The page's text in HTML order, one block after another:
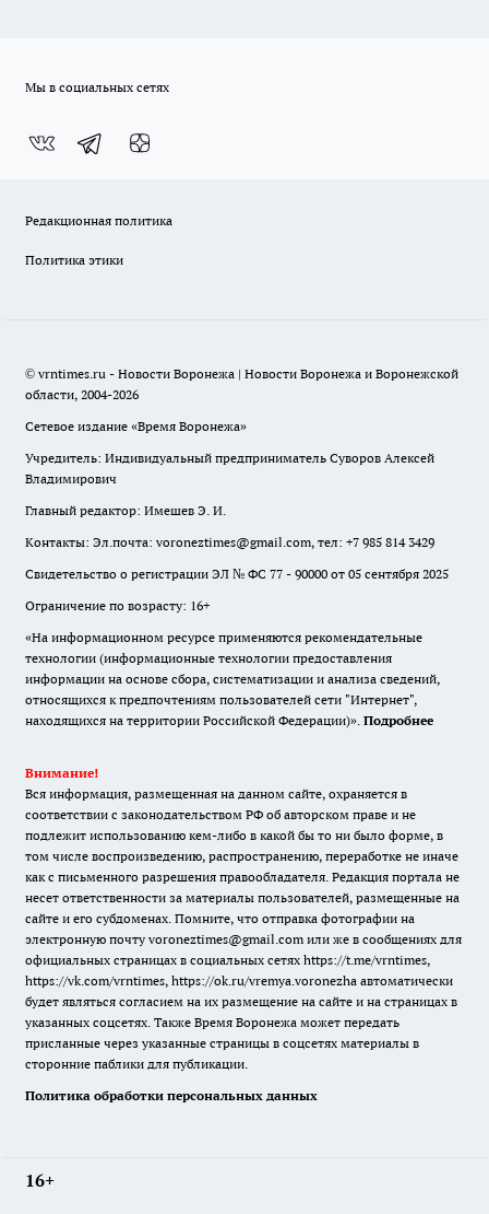
Мы в социальных сетях
Редакционная политика
Политика этики
© vrntimes.ru - Новости Воронежа | Новости Воронежа и Воронежской
области, 2004-2026
Сетевое издание «Время Воронежа»
Учредитель: Индивидуальный предприниматель Суворов Алексей
Владимирович
Главный редактор: Имешев Э. И.
Контакты: Эл.почта: voroneztimes@gmail.com, тел: +7 985 814 3429
Свидетельство о регистрации ЭЛ № ФС 77 - 90000 от 05 сентября 2025
Ограничение по возрасту: 16+
«На информационном ресурсе применяются рекомендательные
технологии (информационные технологии предоставления
информации на основе сбора, систематизации и анализа сведений,
относящихся к предпочтениям пользователей сети "Интернет",
находящихся на территории Российской Федерации)». Подробнее
Внимание!
Вся информация, размещенная на данном сайте, охраняется в
соответствии с законодательством РФ об авторском праве и не
подлежит использованию кем-либо в какой бы то ни было форме, в
том числе воспроизведению, распространению, переработке не иначе
как с письменного разрешения правообладателя. Редакция портала не
несет ответственности за материалы пользователей, размещенные на
сайте и его субдоменах. Помните, что отправка фотографии на
электронную почту voroneztimes@gmail.com или же в сообщениях для
официальных страницах в социальных сетях https://t.me/vrntimes,
https://vk.com/vrntimes, https://ok.ru/vremya.voronezha автоматически
будет являться согласием на их размещение на сайте и на страницах в
указанных соцсетях. Также Время Воронежа может передать
присланные через указанные страницы в соцсетях материалы в
сторонние паблики для публикации.
Политика обработки персональных данных
16+